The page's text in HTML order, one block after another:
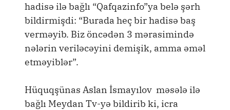
hadisə ilə bağlı “Qafqazinfo”ya belə şərh
bildirmişdi: “Burada heç bir hadisə baş
verməyib. Biz öncədən 3 mərasimində
nələrin veriləcəyini demişik, amma əməl
etməyiblər”.
Hüquqşünas Aslan İsmayılov məsələ ilə
bağlı Meydan Tv-yə bildirib ki, icra